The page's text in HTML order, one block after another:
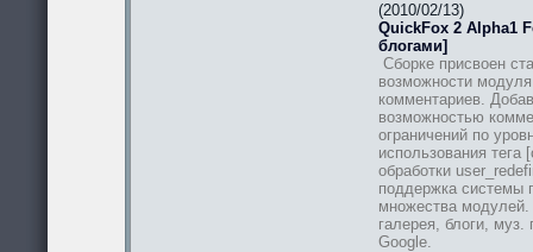
(2010/02/13)
QuickFox 2 Alpha1
блогами]
Сборке присвоен
возможности
комментариев.
возможностью
ограничений по
использования тега
обработки
поддержка системы
множества
галерея, блоги, муз.
Google.